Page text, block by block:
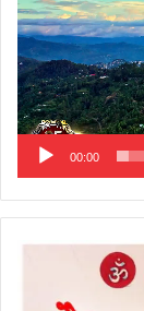
00:00